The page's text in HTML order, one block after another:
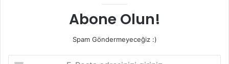
Abone Olun!
Spam Göndermeyeceğiz :)